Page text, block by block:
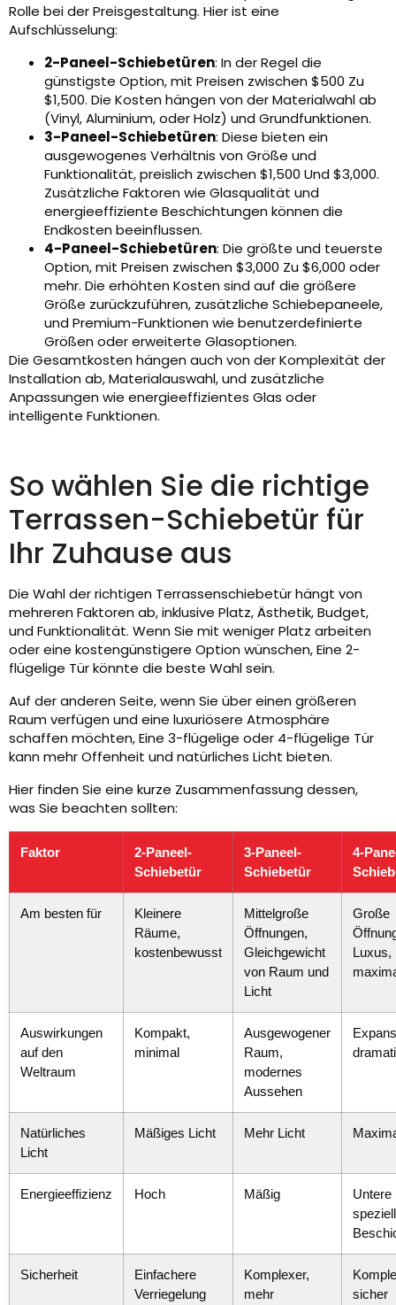
Rolle bei der Preisgestaltung. Hier ist eine
Aufschlüsselung:
2-Paneel-Schiebetüren: In der Regel die
günstigste Option, mit Preisen zwischen $500 Zu
$1,500. Die Kosten hängen von der Materialwahl ab
(Vinyl, Aluminium, oder Holz) und Grundfunktionen.
3-Paneel-Schiebetüren: Diese bieten ein
ausgewogenes Verhältnis von Größe und
Funktionalität, preislich zwischen $1,500 Und $3,000.
Zusätzliche Faktoren wie Glasqualität und
energieeffiziente Beschichtungen können die
Endkosten beeinflussen.
4-Paneel-Schiebetüren: Die größte und teuerste
Option, mit Preisen zwischen $3,000 Zu $6,000 oder
mehr. Die erhöhten Kosten sind auf die größere
Größe zurückzuführen, zusätzliche Schiebepaneele,
und Premium-Funktionen wie benutzerdefinierte
Größen oder erweiterte Glasoptionen.
Die Gesamtkosten hängen auch von der Komplexität der
Installation ab, Materialauswahl, und zusätzliche
Anpassungen wie energieeffizientes Glas oder
intelligente Funktionen.
So wählen Sie die richtige
Terrassen-Schiebetür für
Ihr Zuhause aus
Die Wahl der richtigen Terrassenschiebetür hängt von
mehreren Faktoren ab, inklusive Platz, Ästhetik, Budget,
und Funktionalität. Wenn Sie mit weniger Platz arbeiten
oder eine kostengünstigere Option wünschen, Eine 2-
flügelige Tür könnte die beste Wahl sein.
Auf der anderen Seite, wenn Sie über einen größeren
Raum verfügen und eine luxuriösere Atmosphäre
schaffen möchten, Eine 3-flügelige oder 4-flügelige Tür
kann mehr Offenheit und natürliches Licht bieten.
Hier finden Sie eine kurze Zusammenfassung dessen,
was Sie beachten sollten:
Faktor
2-Paneel-
Schiebetür
3-Paneel-
Schiebetür
4-
Am besten für
Kleinere
Räume,
kostenbewusst
Mittelgroße
Öffnungen,
Gleichgewicht
von Raum und
Licht
Große
Luxus,
Auswirkungen
auf den
Weltraum
Kompakt,
minimal
Ausgewogener
Raum,
modernes
Aussehen
Natürliches
Licht
Mäßiges Licht Mehr Licht
Energieeffizienz Hoch Mäßig
Untere
Sicherheit
Einfachere
Verriegelung
Komplexer,
mehr
sicher